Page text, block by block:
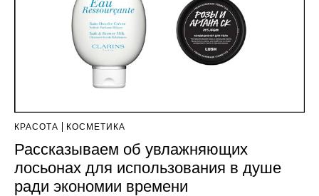
КРАСОТА КОСМЕТИКА
Рассказываем об увлажняющих
лосьонах для использования в душе
ради экономии времени